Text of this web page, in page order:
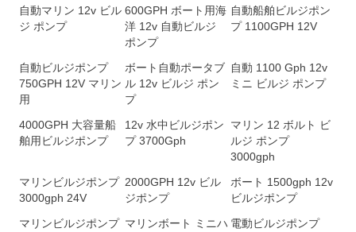
自動マリン 12v ビル
ジ ポンプ
600GPH ボート用海
洋 12v 自動ビルジ
ポンプ
自動船舶ビルジポン
プ 1100GPH 12V
自動ビルジポンプ
750GPH 12V マリン
用
ボート自動ポータブ
ル 12v ビルジ ポン
プ
自動 1100 Gph 12v
ミニ ビルジ ポンプ
4000GPH 大容量船
舶用ビルジポンプ
12v 水中ビルジポン
プ 3700Gph
マリン 12 ボルト ビ
ルジ ポンプ
3000gph
マリンビルジポンプ
3000gph 24V
2000GPH 12v ビル
ジポンプ
ボート 1500gph 12v
ビルジポンプ
マリンビルジポンプ マリンボート ミニハ 電動ビルジポンプ